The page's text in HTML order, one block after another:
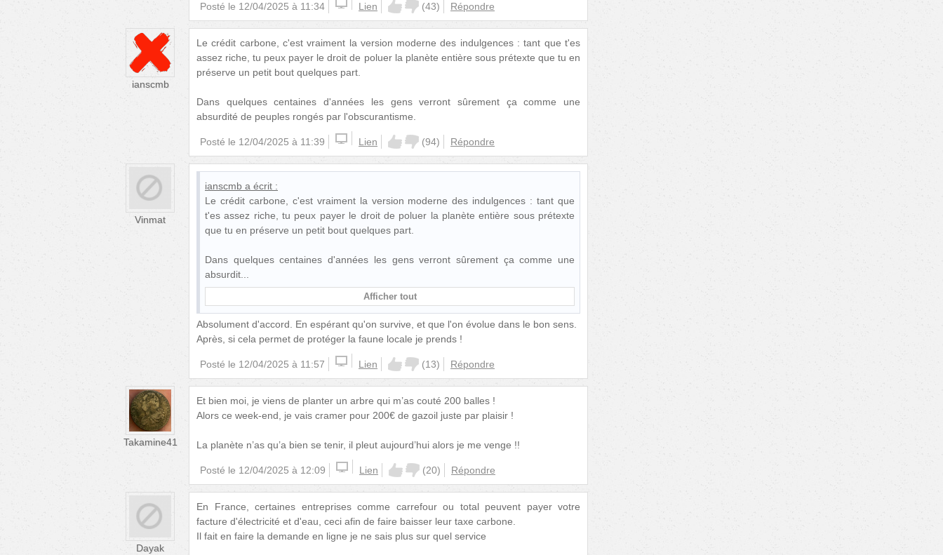
Posté le 12/04/2025 à 11:34 Lien (43) Répondre
ianscmb
Le crédit carbone, c'est vraiment la version moderne des indulgences : tant que t'es
assez riche, tu peux payer le droit de poluer la planète entière sous prétexte que tu en
préserve un petit bout quelques part.
Dans quelques centaines d'années les gens verront sûrement ça comme une
absurdité de peuples rongés par l'obscurantisme.
Posté le 12/04/2025 à 11:39 Lien (94) Répondre
Vinmat
ianscmb a écrit :
Le crédit carbone, c'est vraiment la version moderne des indulgences : tant que
t'es assez riche, tu peux payer le droit de poluer la planète entière sous prétexte
que tu en préserve un petit bout quelques part.
Dans quelques centaines d'années les gens verront sûrement ça comme une
absurdit
Afficher tout
Absolument d'accord. En espérant qu'on survive, et que l'on évolue dans le bon sens.
Après, si cela permet de protéger la faune locale je prends !
Posté le 12/04/2025 à 11:57 Lien (13) Répondre
Takamine41
Et bien moi, je viens de planter un arbre qui m’as couté 200 balles !
Alors ce week-end, je vais cramer pour 200€ de gazoil juste par plaisir !
La planète n’as qu’a bien se tenir, il pleut aujourd’hui alors je me venge !!
Posté le 12/04/2025 à 12:09 Lien (20) Répondre
Dayak
En France, certaines entreprises comme carrefour ou total peuvent payer votre
facture d'électricité et d'eau, ceci afin de faire baisser leur taxe carbone.
Il fait en faire la demande en ligne je ne sais plus sur quel service